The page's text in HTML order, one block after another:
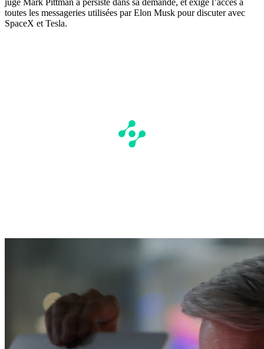
juge Mark Pittman a persisté dans sa demande, et exige l’accès à
toutes les messageries utilisées par Elon Musk pour discuter avec
SpaceX et Tesla.